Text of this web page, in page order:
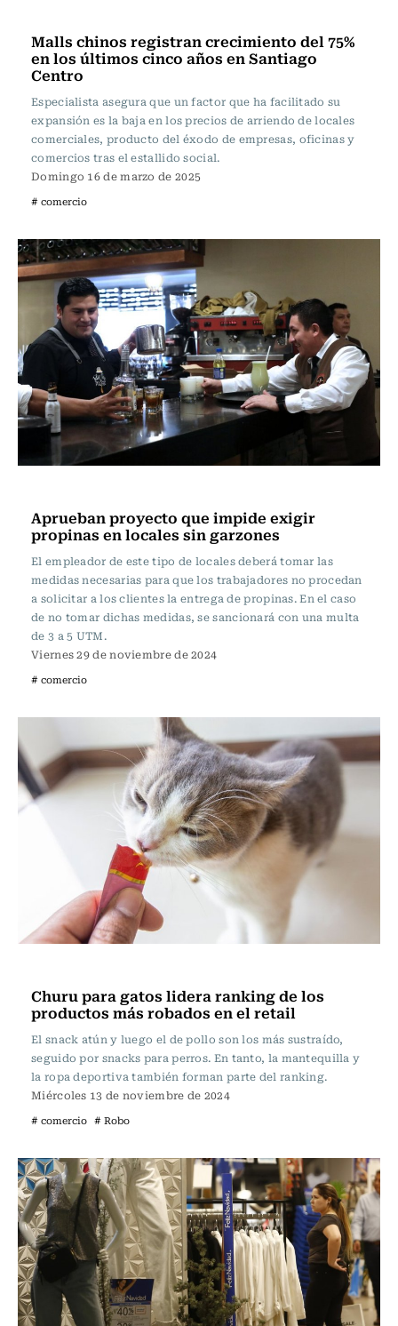
Malls chinos registran crecimiento del 75%
en los últimos cinco años en Santiago
Centro
Especialista asegura que un factor que ha facilitado su
expansión es la baja en los precios de arriendo de locales
comerciales, producto del éxodo de empresas, oficinas y
comercios tras el estallido social.
Domingo 16 de marzo de 2025
# comercio
Aprueban proyecto que impide exigir
propinas en locales sin garzones
El empleador de este tipo de locales deberá tomar las
medidas necesarias para que los trabajadores no procedan
a solicitar a los clientes la entrega de propinas. En el caso
de no tomar dichas medidas, se sancionará con una multa
de 3 a 5 UTM.
Viernes 29 de noviembre de 2024
# comercio
Churu para gatos lidera ranking de los
productos más robados en el retail
El snack atún y luego el de pollo son los más sustraído,
seguido por snacks para perros. En tanto, la mantequilla y
la ropa deportiva también forman parte del ranking.
Miércoles 13 de noviembre de 2024
# comercio # Robo